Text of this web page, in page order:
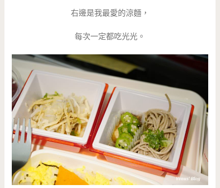
右邊是我最愛的涼麵，
每次一定都吃光光。